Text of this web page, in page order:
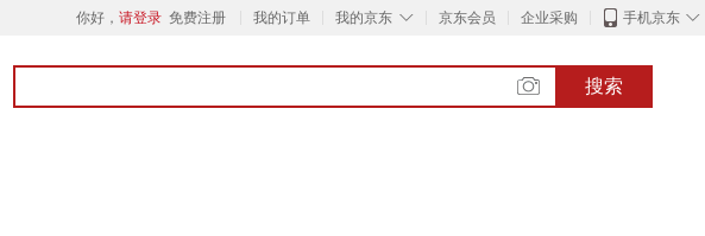
你好， 请登录 免费注册 我的订单 ◇
我的京东 京东会员 企业采购 ◇
手机京东
搜索